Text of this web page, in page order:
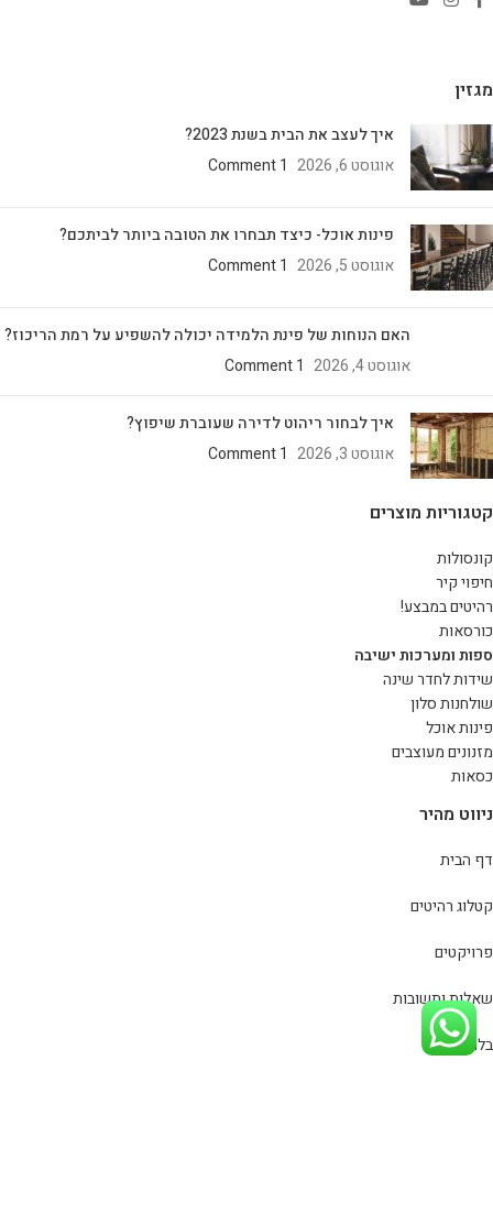
מגזין
איך לעצב את הבית בשנת 2023?
אוגוסט 6, 2026
1 Comment
פינות אוכל- כיצד תבחרו את הטובה ביותר לביתכם?
אוגוסט 5, 2026
1 Comment
האם הנוחות של פינת הלמידה יכולה להשפיע על רמת הריכוז?
אוגוסט 4, 2026
1 Comment
איך לבחור ריהוט לדירה שעוברת שיפוץ?
אוגוסט 3, 2026
1 Comment
קטגוריות מוצרים
קונסולות
חיפוי קיר
רהיטים במבצע!
כורסאות
ספות ומערכות ישיבה
שידות לחדר שינה
שולחנות סלון
פינות אוכל
מזנונים מעוצבים
כסאות
ניווט מהיר
דף הבית
קטלוג רהיטים
פרויקטים
שאלות ותשובות
בלוג